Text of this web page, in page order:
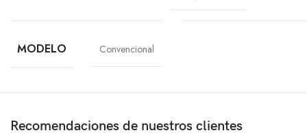
MODELO Convencional
Recomendaciones de nuestros clientes